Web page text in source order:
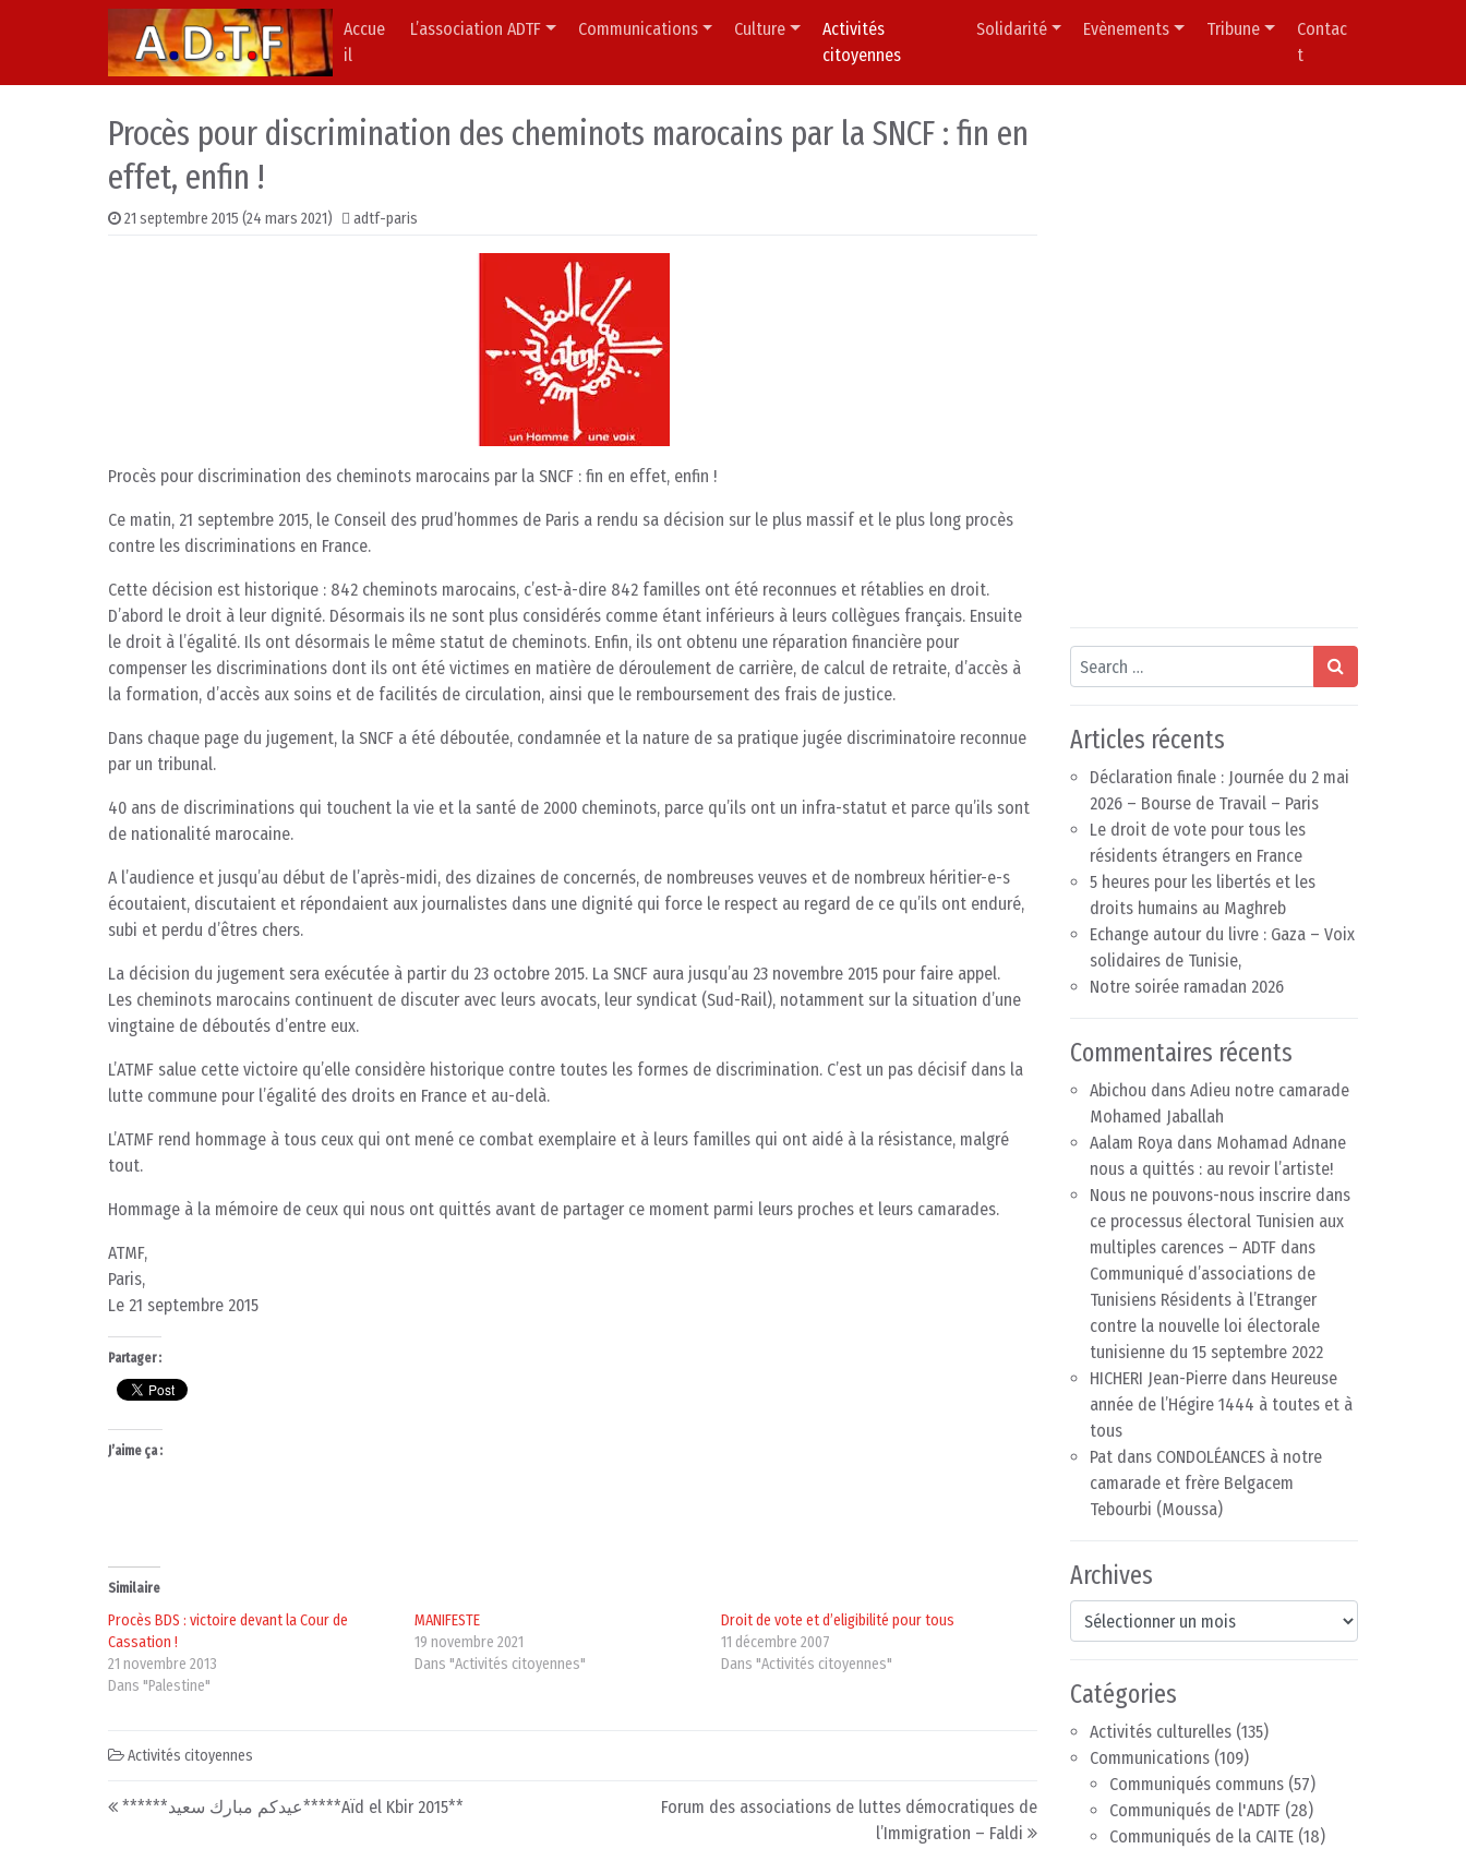
Skip to content
Main Navigation
Accue
il
L’association ADTF Communications Culture
Activités
citoyennes
Solidarité Evènements Tribune
Contac
t
Procès pour discrimination des cheminots marocains par la SNCF : fin en
effet, enfin !
21 septembre 2015 (24 mars 2021) adtf-paris
Procès pour discrimination des cheminots marocains par la SNCF : fin en effet, enfin !
Ce matin, 21 septembre 2015, le Conseil des prud’hommes de Paris a rendu sa décision sur le plus massif et le plus long procès
contre les discriminations en France.
Cette décision est historique : 842 cheminots marocains, c’est-à-dire 842 familles ont été reconnues et rétablies en droit.
D’abord le droit à leur dignité. Désormais ils ne sont plus considérés comme étant inférieurs à leurs collègues français. Ensuite
le droit à l’égalité. Ils ont désormais le même statut de cheminots. Enfin, ils ont obtenu une réparation financière pour
compenser les discriminations dont ils ont été victimes en matière de déroulement de carrière, de calcul de retraite, d’accès à
la formation, d’accès aux soins et de facilités de circulation, ainsi que le remboursement des frais de justice.
Dans chaque page du jugement, la SNCF a été déboutée, condamnée et la nature de sa pratique jugée discriminatoire reconnue
par un tribunal.
40 ans de discriminations qui touchent la vie et la santé de 2000 cheminots, parce qu’ils ont un infra-statut et parce qu’ils sont
de nationalité marocaine.
A l’audience et jusqu’au début de l’après-midi, des dizaines de concernés, de nombreuses veuves et de nombreux héritier-e-s
écoutaient, discutaient et répondaient aux journalistes dans une dignité qui force le respect au regard de ce qu’ils ont enduré,
subi et perdu d’êtres chers.
La décision du jugement sera exécutée à partir du 23 octobre 2015. La SNCF aura jusqu’au 23 novembre 2015 pour faire appel.
Les cheminots marocains continuent de discuter avec leurs avocats, leur syndicat (Sud-Rail), notamment sur la situation d’une
vingtaine de déboutés d’entre eux.
L’ATMF salue cette victoire qu’elle considère historique contre toutes les formes de discrimination. C’est un pas décisif dans la
lutte commune pour l’égalité des droits en France et au-delà.
L’ATMF rend hommage à tous ceux qui ont mené ce combat exemplaire et à leurs familles qui ont aidé à la résistance, malgré
tout.
Hommage à la mémoire de ceux qui nous ont quittés avant de partager ce moment parmi leurs proches et leurs camarades.
ATMF,
Paris,
Le 21 septembre 2015
Partager :
J’aime ça :
Similaire
Procès BDS : victoire devant la Cour de
Cassation !
21 novembre 2013
Dans "Palestine"
MANIFESTE
19 novembre 2021
Dans "Activités citoyennes"
Droit de vote et d’eligibilité pour tous
11 décembre 2007
Dans "Activités citoyennes"
Activités citoyennes
Post navigation******عيدكم مبارك سعيد*****Aïd el Kbir 2015**
Forum des associations de luttes démocratiques de
l’Immigration – Faldi
Search
Articles récents
Déclaration finale : Journée du 2 mai
2026 – Bourse de Travail – Paris
Le droit de vote pour tous les
résidents étrangers en France
5 heures pour les libertés et les
droits humains au Maghreb
Echange autour du livre : Gaza – Voix
solidaires de Tunisie,
Notre soirée ramadan 2026
Commentaires récents
Abichou dans Adieu notre camarade
Mohamed Jaballah
Aalam Roya dans Mohamad Adnane
nous a quittés : au revoir l’artiste!
Nous ne pouvons-nous inscrire dans
ce processus électoral Tunisien aux
multiples carences – ADTF dans
Communiqué d’associations de
Tunisiens Résidents à l’Etranger
contre la nouvelle loi électorale
tunisienne du 15 septembre 2022
HICHERI Jean-Pierre dans Heureuse
année de l’Hégire 1444 à toutes et à
tous
Pat dans CONDOLÉANCES à notre
camarade et frère Belgacem
Tebourbi (Moussa)
Archives
Archives
Catégories
Activités culturelles (135)
Communications (109)
Communiqués communs (57)
Communiqués de l'ADTF (28)
Communiqués de la CAITE (18)